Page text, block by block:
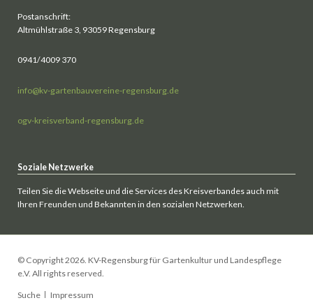
Postanschrift:
Altmühlstraße 3, 93059 Regensburg
0941/4009 370
info@kv-gartenbauvereine-regensburg.de
ogv-kreisverband-regensburg.de
Soziale Netzwerke
Teilen Sie die Webseite und die Services des Kreisverbandes auch mit
Ihren Freunden und Bekannten in den sozialen Netzwerken.
© Copyright 2026. KV-Regensburg für Gartenkultur und Landespflege
e.V. All rights reserved.
Navigation
Suche Impressum